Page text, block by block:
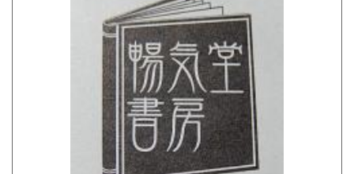
180円 長崎県
180円 大分県
180円 鹿児島県
180円